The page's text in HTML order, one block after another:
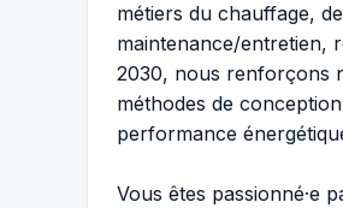
métiers du chauffage,
maintenance/entretien,
2030, nous renforçons
méthodes de
performance
Vous êtes passionné·e